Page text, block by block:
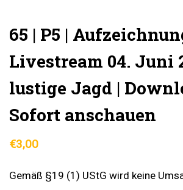
65 | P5 |
Livestream 04. Juni
lustige Jagd |
Sofort anschauen
€3,00
Gemäß §19 (1) UStG wird keine